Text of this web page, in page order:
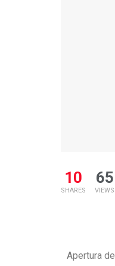
10
SHARES
65
VIEWS
Apertura